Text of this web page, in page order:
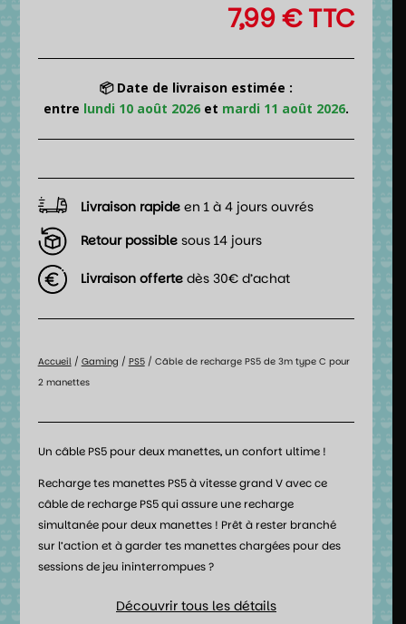
7,99€TTC
📦 Date de livraison estimée :
entre lundi 10 août 2026 et mardi 11 août 2026.
Livraison rapide en 1 à 4 jours ouvrés
Retour possible sous 14 jours
Livraison offerte dès 30€ d’achat
Accueil/ Gaming / PS5/ Câble de recharge PS5 de 3m type C pour
2 manettes
Un câble PS5 pour deux manettes, un confort ultime !
Recharge tes manettes PS5 à vitesse grand V avec ce
câble de recharge PS5 qui assure une recharge
simultanée pour deux manettes ! Prêt à rester branché
sur l’action et à garder tes manettes chargées pour des
sessions de jeu ininterrompues ?
Découvrir tous les détails